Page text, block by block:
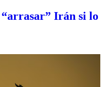
Irán si lo